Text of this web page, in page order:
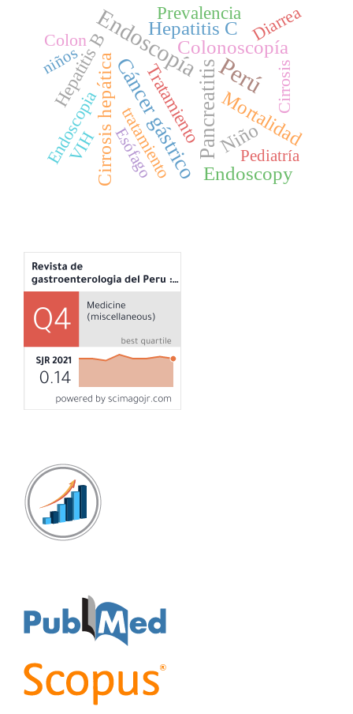
Perú
Endoscopía
Pancreatitis
Cáncer gástrico
Colonoscopía
Cirrosis hepática Mortalidad
Endoscopy
Niño
Hepatitis C
Prevalencia
Tratamiento
Hepatitis B
tratamiento
Endoscopia
Cirrosis
Colon
VIH
Diarrea
Pediatría
Esófago
niños